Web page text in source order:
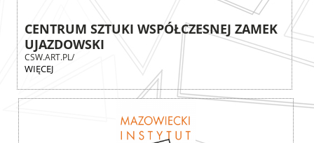
CENTRUM SZTUKI WSPÓŁCZESNEJ ZAMEK
UJAZDOWSKI
CSW.ART.PL/
WIĘCEJ